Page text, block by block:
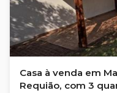
Casa à venda em
Requião, com 3